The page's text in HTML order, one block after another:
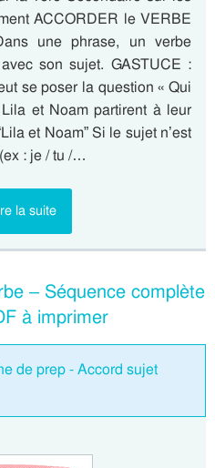
ACCORDER le VERBE
une phrase, un verbe
son sujet. GASTUCE :
se poser la question « Qui
et Noam partirent à leur
et Noam” Si le sujet n’est
: je / tu /…
la suite
– Séquence complète
à imprimer
de prep - Accord sujet